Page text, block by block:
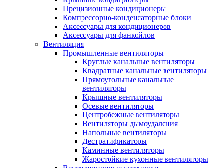
Прецизионные кондиционеры
Компрессорно-конденсаторные блоки
Аксессуары для кондиционеров
Аксессуары для фанкойлов
Вентиляция
Промышленные вентиляторы
Круглые канальные вентиляторы
Квадратные канальные вентиляторы
Прямоугольные канальные
вентиляторы
Крышные вентиляторы
Осевые вентиляторы
Центробежные вентиляторы
Вентиляторы дымоудаления
Напольные вентиляторы
Дестратификаторы
Каминные вентиляторы
Жаростойкие кухонные вентиляторы